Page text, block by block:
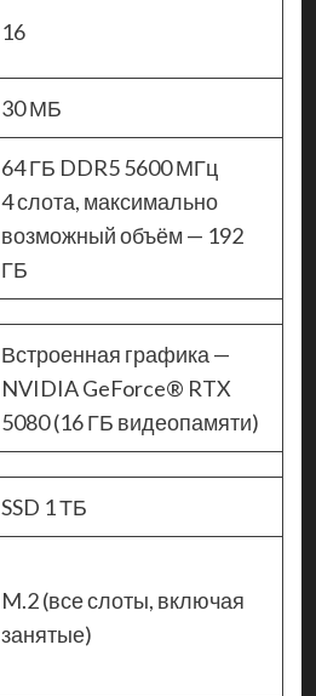
16
30 МБ
64 ГБ DDR5 5600 МГц
4 слота, максимально
возможный объём — 192
ГБ
Встроенная графика —
NVIDIA GeForce® RTX
5080 (16 ГБ видеопамяти)
SSD 1 ТБ
M.2 (все слоты, включая
занятые)